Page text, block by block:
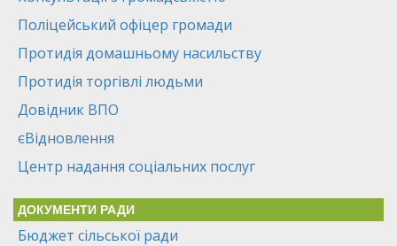
Поліцейський офіцер громади
Протидія домашньому насильству
Протидія торгівлі людьми
Довідник ВПО
єВідновлення
Центр надання соціальних послуг
ДОКУМЕНТИ РАДИ
Бюджет сільської ради